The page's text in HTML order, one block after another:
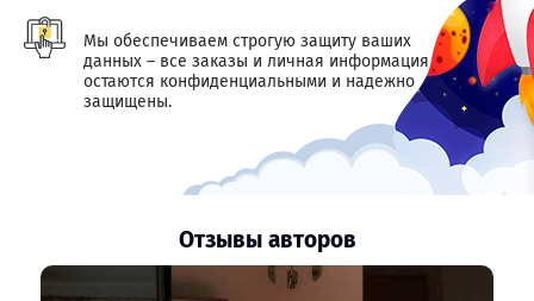
Мы обеспечиваем строгую защиту ваших
данных – все заказы и личная информация
остаются конфиденциальными и надежно
защищены.
Отзывы авторов